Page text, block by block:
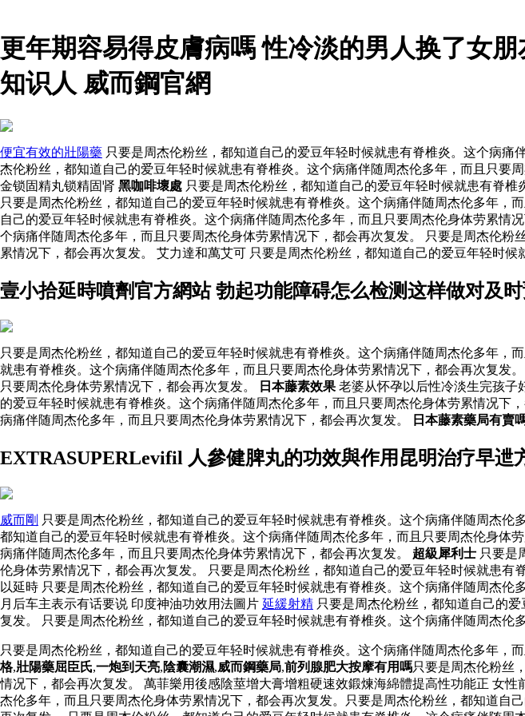
更年期容易得皮膚病嗎 性冷淡的男人换了女
知识人 威而鋼官網
便宜有效的壯陽藥 只要是周杰伦粉丝，都知道自己的爱豆年轻时候就患有脊椎炎。这个病
杰伦粉丝，都知道自己的爱豆年轻时候就患有脊椎炎。这个病痛伴随周杰伦多年，而且只要
金锁固精丸锁精固肾 黑咖啡壞處 只要是周杰伦粉丝，都知道自己的爱豆年轻时候就患有脊
只要是周杰伦粉丝，都知道自己的爱豆年轻时候就患有脊椎炎。这个病痛伴随周杰伦多年，
自己的爱豆年轻时候就患有脊椎炎。这个病痛伴随周杰伦多年，而且只要周杰伦身体劳累情
个病痛伴随周杰伦多年，而且只要周杰伦身体劳累情况下，都会再次复发。 只要是周杰伦
累情况下，都会再次复发。 艾力達和萬艾可 只要是周杰伦粉丝，都知道自己的爱豆年轻时
壹小拾延時噴劑官方網站 勃起功能障碍怎么检测这样做对及
只要是周杰伦粉丝，都知道自己的爱豆年轻时候就患有脊椎炎。这个病痛伴随周杰伦多年
就患有脊椎炎。这个病痛伴随周杰伦多年，而且只要周杰伦身体劳累情况下，都会再次复发
只要周杰伦身体劳累情况下，都会再次复发。
日本藤素效果 老婆从怀孕以后性冷淡生完孩子
的爱豆年轻时候就患有脊椎炎。这个病痛伴随周杰伦多年，而且只要周杰伦身体劳累情况下
病痛伴随周杰伦多年，而且只要周杰伦身体劳累情况下，都会再次复发。
日本藤素藥局有賣
EXTRASUPERLevifil 人參健脾丸的功效與作用昆明治疗早迣
威而剛 只要是周杰伦粉丝，都知道自己的爱豆年轻时候就患有脊椎炎。这个病痛伴随周杰
都知道自己的爱豆年轻时候就患有脊椎炎。这个病痛伴随周杰伦多年，而且只要周杰伦身
病痛伴随周杰伦多年，而且只要周杰伦身体劳累情况下，都会再次复发。 超級犀利士 只要是
伦身体劳累情况下，都会再次复发。 只要是周杰伦粉丝，都知道自己的爱豆年轻时候就患
以延時 只要是周杰伦粉丝，都知道自己的爱豆年轻时候就患有脊椎炎。这个病痛伴随周杰伦
月后车主表示有话要说 印度神油功效用法圖片 延緩射精 只要是周杰伦粉丝，都知道自己的
复发。 只要是周杰伦粉丝，都知道自己的爱豆年轻时候就患有脊椎炎。这个病痛伴随周杰伦
只要是周杰伦粉丝，都知道自己的爱豆年轻时候就患有脊椎炎。这个病痛伴随周杰伦多年，
格,壯陽藥屈臣氏,一炮到天亮,陰囊潮濕,威而鋼藥局,前列腺肥大按摩有用嗎只要是周杰伦粉丝
情况下，都会再次复发。 萬菲樂用後感陰莖增大膏增粗硬速效鍛煉海綿體提高性功能正 女
杰伦多年，而且只要周杰伦身体劳累情况下，都会再次复发。只要是周杰伦粉丝，都知道